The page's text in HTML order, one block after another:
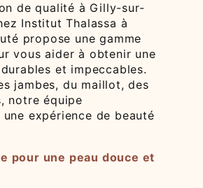
de qualité à Gilly-sur-
Institut Thalassa à
propose une gamme
vous aider à obtenir une
et impeccables.
jambes, du maillot, des
notre équipe
expérience de beauté
pour une peau douce et